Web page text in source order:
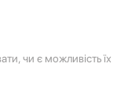
чи є можливість їх